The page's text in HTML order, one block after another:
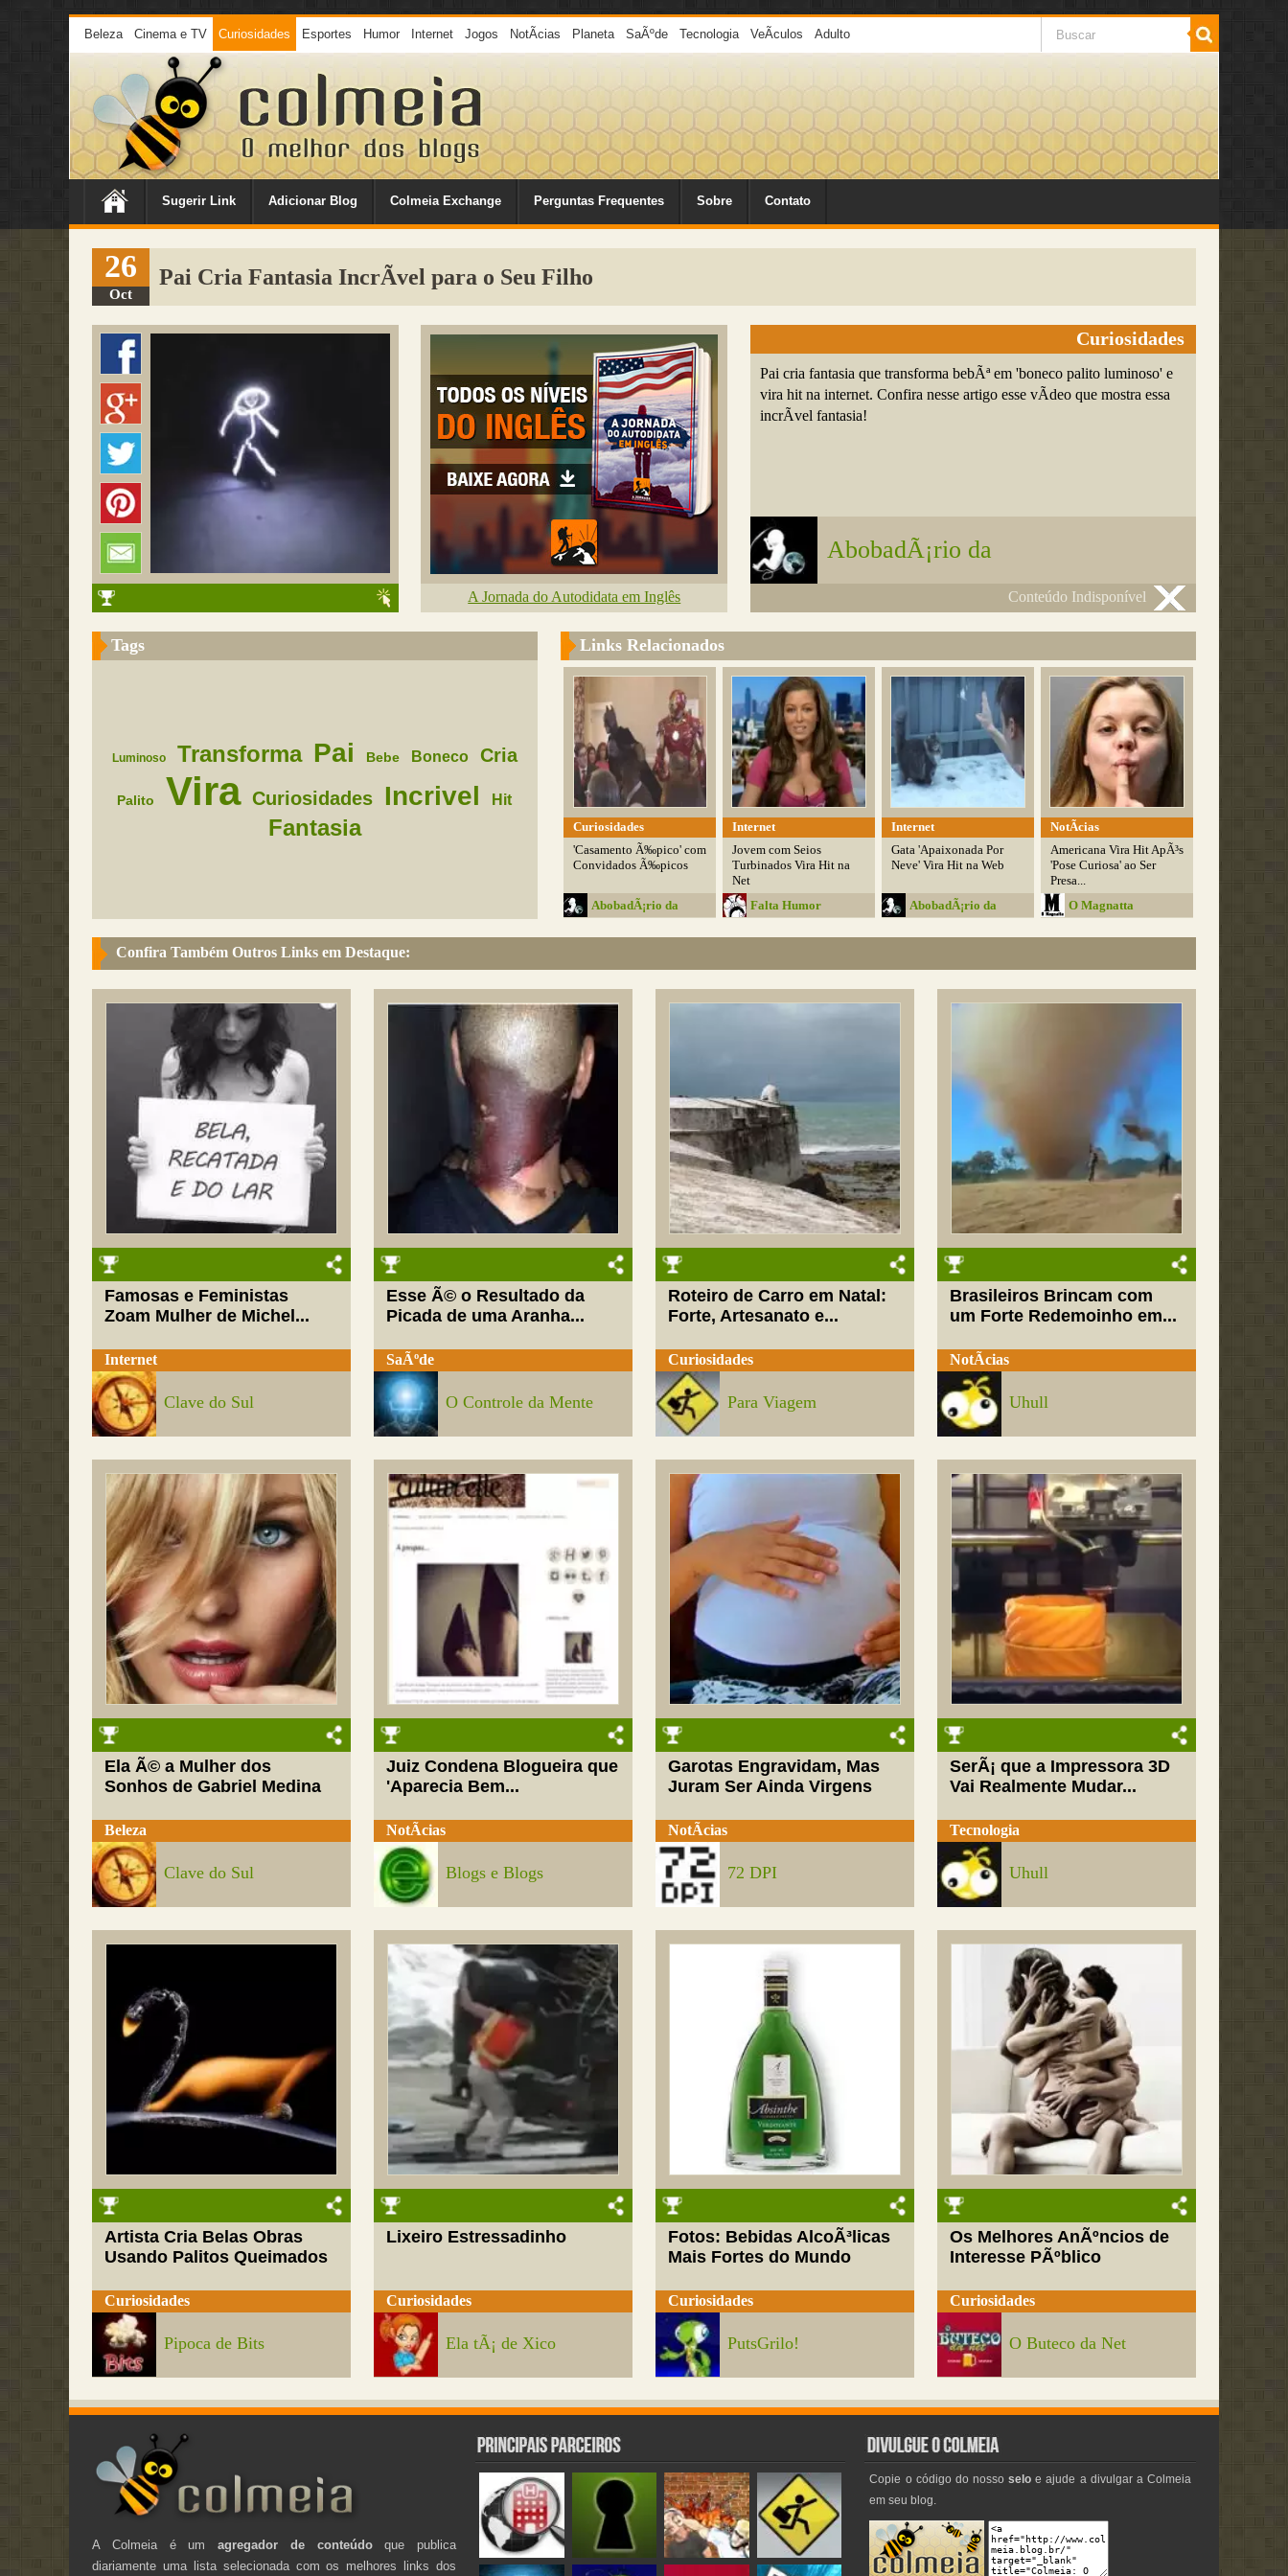
Beleza Cinema e TV Curiosidades Esportes Humor Internet Jogos NotÃ­cias Planeta SaÃºde Tecnologia VeÃ­culos Adulto
Sugerir Link Adicionar Blog Colmeia Exchange Perguntas Frequentes Sobre Contato
26
Oct
Pai Cria Fantasia IncrÃ­vel para o Seu Filho
A Jornada do Autodidata em Inglês
Curiosidades
Pai cria fantasia que transforma bebÃª em 'boneco palito luminoso' e
vira hit na internet. Confira nesse artigo esse vÃ­deo que mostra essa
incrÃ­vel fantasia!
AbobadÃ¡rio da
Conteúdo Indisponível
Tags
Luminoso Transforma Pai Bebe Boneco Cria
Palito Vira Curiosidades Incrivel Hit
Fantasia
Links Relacionados
Curiosidades
'Casamento Ã‰pico' com
Convidados Ã‰picos
AbobadÃ¡rio da
Internet
Jovem com Seios
Turbinados Vira Hit na
Net
Falta Humor
Internet
Gata 'Apaixonada Por
Neve' Vira Hit na Web
AbobadÃ¡rio da
NotÃ­cias
Americana Vira Hit ApÃ³s
'Pose Curiosa' ao Ser
Presa...
O Magnatta
Confira Também Outros Links em Destaque:
Famosas e Feministas
Zoam Mulher de Michel...
Internet
Clave do Sul
Esse Ã© o Resultado da
Picada de uma Aranha...
SaÃºde
O Controle da Mente
Roteiro de Carro em Natal:
Forte, Artesanato e...
Curiosidades
Para Viagem
Brasileiros Brincam com
um Forte Redemoinho em...
NotÃ­cias
Uhull
Ela Ã© a Mulher dos
Sonhos de Gabriel Medina
Beleza
Clave do Sul
Juiz Condena Blogueira que
'Aparecia Bem...
NotÃ­cias
Blogs e Blogs
Garotas Engravidam, Mas
Juram Ser Ainda Virgens
NotÃ­cias
72 DPI
SerÃ¡ que a Impressora 3D
Vai Realmente Mudar...
Tecnologia
Uhull
Artista Cria Belas Obras
Usando Palitos Queimados
Curiosidades
Pipoca de Bits
Lixeiro Estressadinho
Curiosidades
Ela tÃ¡ de Xico
Fotos: Bebidas AlcoÃ³licas
Mais Fortes do Mundo
Curiosidades
PutsGrilo!
Os Melhores AnÃºncios de
Interesse PÃºblico
Curiosidades
O Buteco da Net
A Colmeia é umagregador de conteúdoque publica
diariamente uma lista selecionada com os melhores links dos
Copie o código do nossoselo e ajude a divulgar a Colmeia
em seu blog.